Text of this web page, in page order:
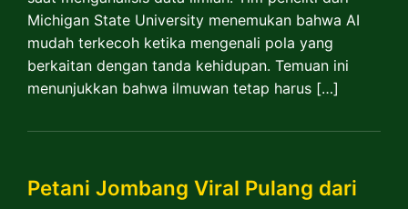
Michigan State University menemukan bahwa AI
mudah terkecoh ketika mengenali pola yang
berkaitan dengan tanda kehidupan. Temuan ini
menunjukkan bahwa ilmuwan tetap harus […]
Petani Jombang Viral Pulang dari